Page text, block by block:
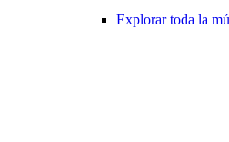
Explorar toda la